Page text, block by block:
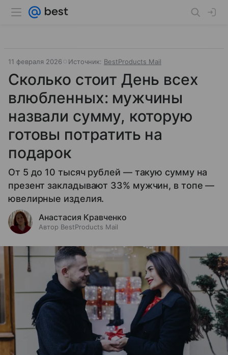
11 февраля 2026 Источник: BestProducts Mail
Сколько стоит День всех
влюбленных: мужчины
назвали сумму, которую
готовы потратить на
подарок
От 5 до 10 тысяч рублей — такую сумму на
презент закладывают 33% мужчин, в топе —
ювелирные изделия.
Анастасия Кравченко
Автор BestProducts Mail